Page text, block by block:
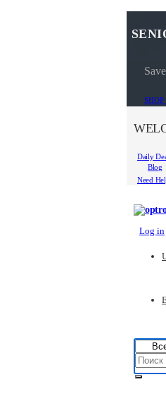
Save
Daily
Blog
Need
Log in